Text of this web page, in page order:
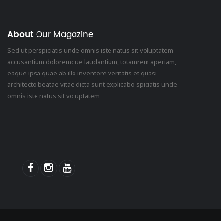
About Our Magazine
Sed ut perspiciatis unde omnis iste natus sit voluptatem
accusantium doloremque laudantium, totamrem aperiam,
eaque ipsa quae ab illo inventore veritatis et quasi
architecto beatae vitae dicta sunt explicabo spiciatis unde
omnis iste natus sit voluptatem